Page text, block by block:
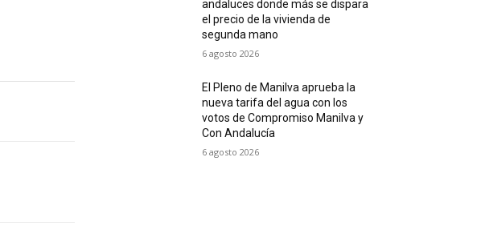
andaluces donde más se dispara
el precio de la vivienda de
segunda mano
6 agosto 2026
El Pleno de Manilva aprueba la
nueva tarifa del agua con los
votos de Compromiso Manilva y
Con Andalucía
6 agosto 2026